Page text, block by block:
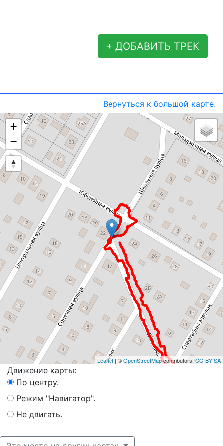
+ ДОБАВИТЬ ТРЕК
Вернуться к большой карте.
+
−
Leaflet | ©OpenStreetMapcontributors,CC-BY-SA
Движение карты:
По центру.
Режим "Навигатор".
Не двигать.